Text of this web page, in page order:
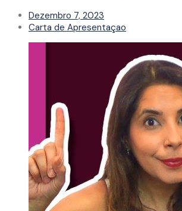
Dezembro 7, 2023
Carta de Apresentaçao